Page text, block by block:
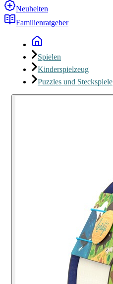
Neuheiten
Familienratgeber
Spielen
Kinderspielzeug
Puzzles und Steckspiele